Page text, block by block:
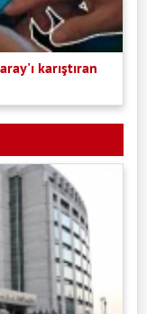
karıştıran